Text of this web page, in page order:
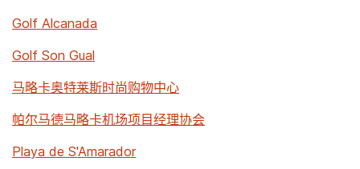
Golf Alcanada
Golf Son Gual
马略卡奥特莱斯时尚购物中心
帕尔马德马略卡机场项目经理协会
Playa de S'Amarador